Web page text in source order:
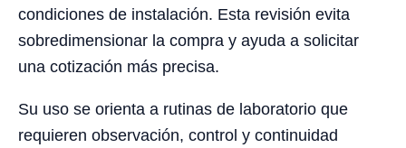
condiciones de instalación. Esta revisión evita
sobredimensionar la compra y ayuda a solicitar
una cotización más precisa.
Su uso se orienta a rutinas de laboratorio que
requieren observación, control y continuidad